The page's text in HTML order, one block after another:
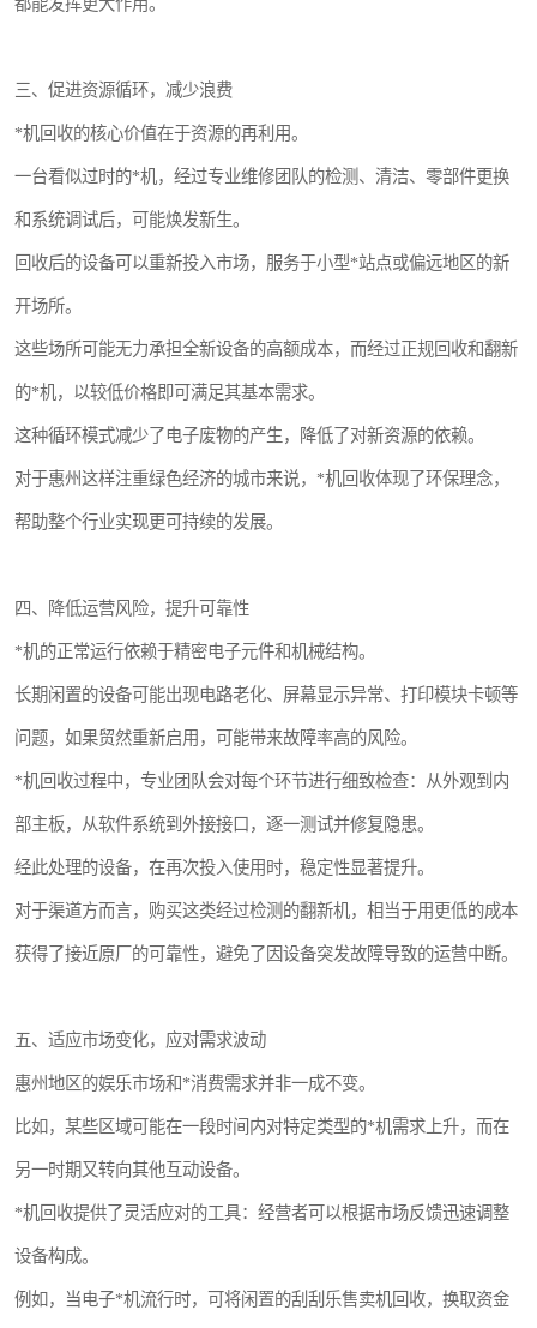
三、促进资源循环，减少浪费
*机回收的核心价值在于资源的再利用。
一台看似过时的*机，经过专业维修团队的检测、清洁、零部件更换
和系统调试后，可能焕发新生。
回收后的设备可以重新投入市场，服务于小型*站点或偏远地区的新
开场所。
这些场所可能无力承担全新设备的高额成本，而经过正规回收和翻新
的*机，以较低价格即可满足其基本需求。
这种循环模式减少了电子废物的产生，降低了对新资源的依赖。
对于惠州这样注重绿色经济的城市来说，*机回收体现了环保理念，
帮助整个行业实现更可持续的发展。
四、降低运营风险，提升可靠性
*机的正常运行依赖于精密电子元件和机械结构。
长期闲置的设备可能出现电路老化、屏幕显示异常、打印模块卡顿等
问题，如果贸然重新启用，可能带来故障率高的风险。
*机回收过程中，专业团队会对每个环节进行细致检查：从外观到内
部主板，从软件系统到外接接口，逐一测试并修复隐患。
经此处理的设备，在再次投入使用时，稳定性显著提升。
对于渠道方而言，购买这类经过检测的翻新机，相当于用更低的成本
获得了接近原厂的可靠性，避免了因设备突发故障导致的运营中断。
五、适应市场变化，应对需求波动
惠州地区的娱乐市场和*消费需求并非一成不变。
比如，某些区域可能在一段时间内对特定类型的*机需求上升，而在
另一时期又转向其他互动设备。
*机回收提供了灵活应对的工具：经营者可以根据市场反馈迅速调整
设备构成。
例如，当电子*机流行时，可将闲置的刮刮乐售卖机回收，换取资金